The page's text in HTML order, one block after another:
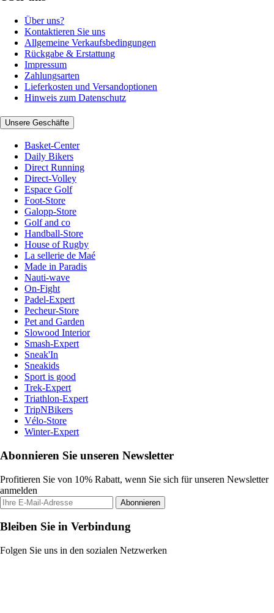
Über uns?
Kontaktieren Sie uns
Allgemeine Verkaufsbedingungen
Rückgabe & Erstattung
Impressum
Zahlungsarten
Lieferkosten und Versandoptionen
Hinweis zum Datenschutz
Unsere Geschäfte
Basket-Center
Daily Bikers
Direct Running
Direct-Volley
Espace Golf
Foot-Store
Galopp-Store
Golf and co
Handball-Store
House of Rugby
La sellerie de Maé
Made in Paradis
Nauti-wave
On-Fight
Padel-Expert
Pecheur-Store
Pet and Garden
Slowood Interior
Smash-Expert
Sneak'In
Sneakids
Sport is good
Trek-Expert
Triathlon-Expert
TripNBikers
Vélo-Store
Winter-Expert
Abonnieren Sie unseren Newsletter
Profitieren Sie von 10% Rabatt, wenn Sie sich für unseren Newsletter
anmelden
Abonnieren
Bleiben Sie in Verbindung
Folgen Sie uns in den sozialen Netzwerken